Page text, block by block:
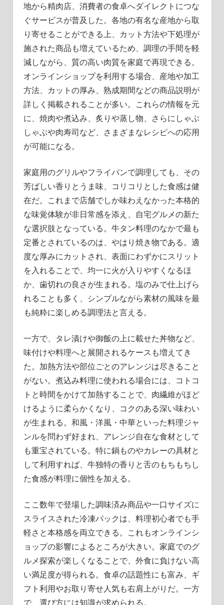
地から精肉店、消費者の食卓へダイレクトにつな
ぐサービスが普及した。各地の有名な産地から取
り寄せることができる上、カット方法や下処理が
施された商品も増えているため、調理の手間を軽
減しながら、質の高い肉質を家庭で再現できる。
オンラインショップを利用する場合、産地や加工
方法、カットの厚み、熟成期間などの商品説明が
詳しく掲載されることが多い。これらの情報を元
に、焼肉や煮込み、炙りや蒸し物、さらにしゃぶ
しゃぶや肉寿司など、さまざまなレシピへの応用
が可能になる。
家庭用のグリルやフライパンで調理しても、その
芳ばしい香りとうま味、コリコリとした食感は健
在だ。これまで店舗でしか味わえなかった本格的
な味覚体験が非日常感を添え、自宅グルメの新た
な選択肢となっている。牛タン料理のなかで最も
定番とされているのは、やはり焼き物である。適
度な厚みにカットされ、表面にわずかにスリット
を入れることで、均一に火が入りやすくなるほ
か、歯切れの良さが生まれる。塩のみで仕上げら
れることも多く、シンプルながら素材の風味を最
も純粋に楽しめる調理法と言える。
一方で、タレ漬けや御飯の上に載せた丼物など、
味付けや料理へと展開されるケースも増えてき
た。加熱方法や部位ごとのアレンジは尽きること
がない。煮込み料理に使われる場合には、コトコ
トと時間をかけて加熱することで、肉繊維がほど
けるように柔らかくなり、コクのある深い味わい
が生まれる。和風・洋風・中華といった料理ジャ
ンルを問わず好まれ、アレンジ自在な食材として
も重宝されている。特に鍋ものやカレーの具材と
して利用すれば、牛独特の香りと舌のもちもちし
た食感が料理に個性を加える。
ここ数年で登場した調味済み商品や一口サイズに
スライスされた冷凍パックは、料理初心者でも手
軽さと本格感を両立できる。これもオンラインシ
ョップの影響によるところが大きい。家庭でのグ
ルメ探索が楽しくなることで、外食に負けない高
い満足度が得られる。食卓の話題性にも富み、ギ
フト利用やお取り寄せ人気も右肩上がりだ。一方
で、選び方には知識が求められる。